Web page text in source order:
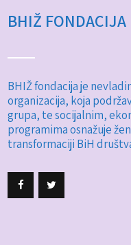
BHIŽ FONDACIJA
BHIŽ fondacija je
organizacija, koja
grupa, te socijalnim,
programima osnažuje
transformaciji BiH